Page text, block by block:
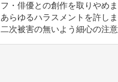
・俳優との創作を取りやめま
らゆるハラスメントを許し
次被害の無いよう細心の注